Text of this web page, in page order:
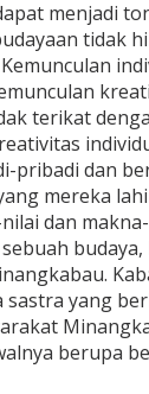
menjadi
tidak
terikat
pribadi dan
mereka
dan
budaya,
yang
berupa